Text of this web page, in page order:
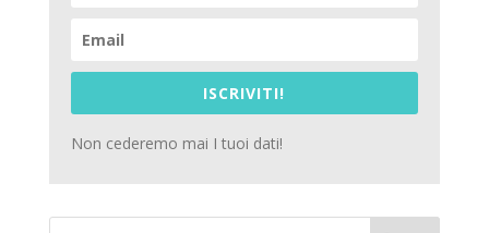
ISCRIVITI!
Non cederemo mai I tuoi dati!